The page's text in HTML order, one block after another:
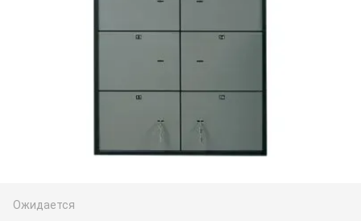
Ожидается